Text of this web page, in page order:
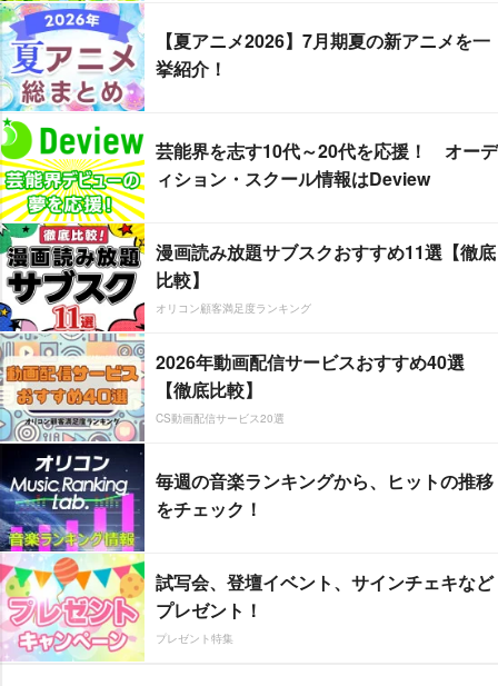
【夏アニメ2026】7月期夏の新アニメを一
挙紹介！
芸能界を志す10代～20代を応援！ オーデ
ィション・スクール情報はDeview
漫画読み放題サブスクおすすめ11選【徹底
比較】
オリコン顧客満足度ランキング
2026年動画配信サービスおすすめ40選
【徹底比較】
CS動画配信サービス20選
毎週の音楽ランキングから、ヒットの推移
をチェック！
試写会、登壇イベント、サインチェキなど
プレゼント！
プレゼント特集